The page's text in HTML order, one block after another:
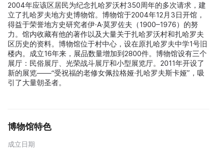
2004年应该区居民为纪念扎哈罗沃村350周年的多次请求，建
立了扎哈罗夫地方史博物馆。博物馆于2004年12月3日开馆，
得益于荣誉地方史研究者伊·A·莫罗佐夫（1900–1976）的努
力。馆内收藏有他的著作以及大量关于扎哈罗沃村和扎哈罗夫
区历史的资料。博物馆位于村中心，设在原扎哈罗夫中学1号旧
楼内。成立16年来，展品数量增加到2800件。博物馆设有三个
展厅：民俗展厅、光荣战斗展厅和小型展览厅。2011年开设了
新的展览——“受祝福的老修女佩拉格娅·扎哈罗夫斯卡娅”，吸
引了大量朝圣者。
博物馆特色
成立日期